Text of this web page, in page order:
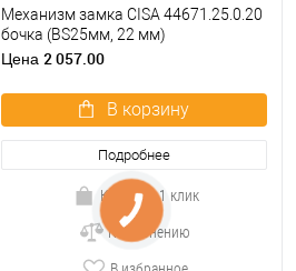
Механизм замка CISA 44671.25.0.20
бочка (BS25мм, 22 мм)
нержавеющая сталь
Цена 2 057.00
В корзину
Подробнее
Купить в 1 клик
К сравнению